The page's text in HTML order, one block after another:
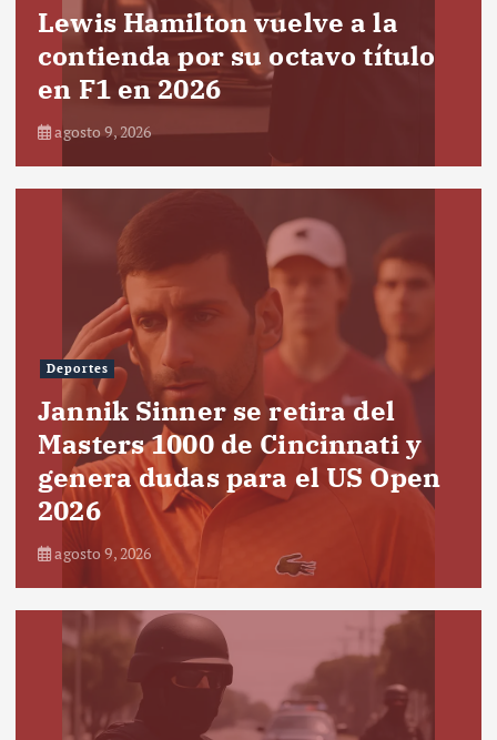
Lewis Hamilton vuelve a la
contienda por su octavo título
en F1 en 2026
agosto 9, 2026
Deportes
Jannik Sinner se retira del
Masters 1000 de Cincinnati y
genera dudas para el US Open
2026
agosto 9, 2026